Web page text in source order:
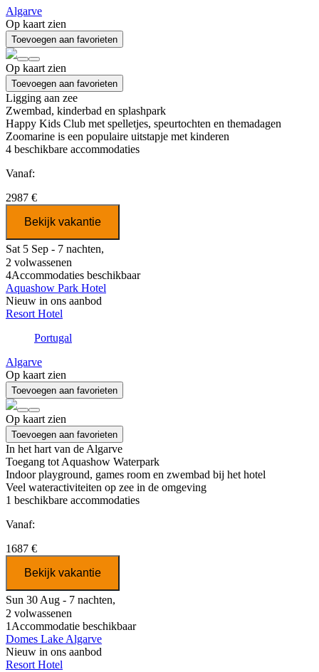
Algarve
Op kaart zien
Toevoegen aan favorieten
Op kaart zien
Toevoegen aan favorieten
Ligging aan zee
Zwembad, kinderbad en splashpark
Happy Kids Club met spelletjes, speurtochten en themadagen
Zoomarine is een populaire uitstapje met kinderen
4 beschikbare accommodaties
Vanaf:
2987 €
Bekijk vakantie
Sat 5 Sep - 7 nachten,
2 volwassenen
4Accommodaties beschikbaar
Aquashow Park Hotel
Nieuw in ons aanbod
Resort Hotel
Portugal
Algarve
Op kaart zien
Toevoegen aan favorieten
Op kaart zien
Toevoegen aan favorieten
In het hart van de Algarve
Toegang tot Aquashow Waterpark
Indoor playground, games room en zwembad bij het hotel
Veel wateractiviteiten op zee in de omgeving
1 beschikbare accommodaties
Vanaf:
1687 €
Bekijk vakantie
Sun 30 Aug - 7 nachten,
2 volwassenen
1Accommodatie beschikbaar
Domes Lake Algarve
Nieuw in ons aanbod
Resort Hotel